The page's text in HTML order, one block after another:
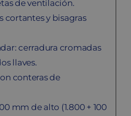
de ventilación.
cortantes y bisagras
cerradura cromadas
llaves.
conteras de
mm de alto (1.800 + 100